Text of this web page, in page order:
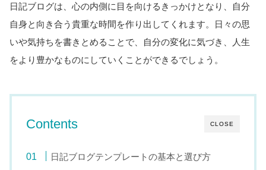
日記ブログは、心の内側に目を向けるきっかけとなり、自分
自身と向き合う貴重な時間を作り出してくれます。日々の思
いや気持ちを書きとめることで、自分の変化に気づき、人生
をより豊かなものにしていくことができるでしょう。
CLOSE
Contents
日記ブログテンプレートの基本と選び方